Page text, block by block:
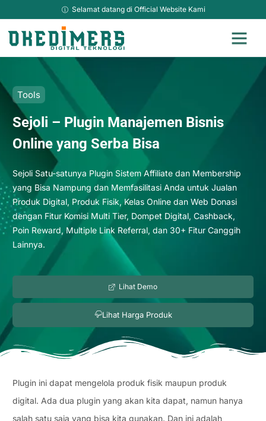
Selamat datang di Official Website Kami
Tools
Sejoli – Plugin Manajemen Bisnis
Online yang Serba Bisa
Sejoli Satu-satunya Plugin Sistem Affiliate dan Membership
yang Bisa Nampung dan Memfasilitasi Anda untuk Jualan
Produk Digital, Produk Fisik, Kelas Online dan Web Donasi
dengan Fitur Komisi Multi Tier, Dompet Digital, Cashback,
Poin Reward, Multiple Link Referral, dan 30+ Fitur Canggih
Lainnya.
Lihat Demo
Lihat Harga Produk
Plugin ini dapat mengelola produk fisik maupun produk
digital. Ada dua plugin yang akan kita dapat, namun hanya
salah satu saja yang bisa kita gunakan. Dan ini adalah